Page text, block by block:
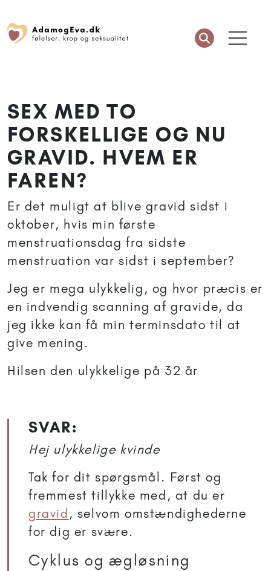
SEX MED TO
FORSKELLIGE OG NU
GRAVID. HVEM ER
FAREN?
Er det muligt at blive gravid sidst i
oktober, hvis min første
menstruationsdag fra sidste
menstruation var sidst i september?
Jeg er mega ulykkelig, og hvor præcis er
en indvendig scanning af gravide, da
jeg ikke kan få min terminsdato til at
give mening.
Hilsen den ulykkelige på 32 år
SVAR:
Hej ulykkelige kvinde
Tak for dit spørgsmål. Først og
fremmest tillykke med, at du er
gravid , selvom omstændighederne
for dig er svære.
Cyklus og ægløsning